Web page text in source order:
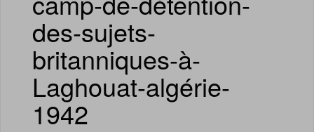
des-sujets-
britanniques-à-
Laghouat-algérie-
1942